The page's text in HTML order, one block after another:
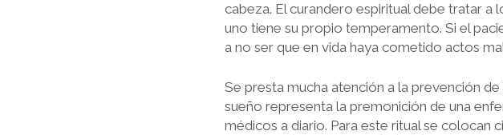
cabeza. El curandero espiritual debe tra­tar
uno tiene su propio temperamento. Si el
a no ser que en vida haya cometido actos
Se presta mucha atención a la prevención
sueño representa la premonición de una
médicos a diario. Para este ritual se colocan